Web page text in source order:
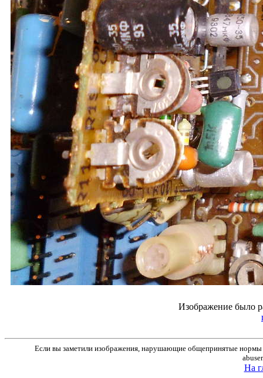
Изображение было
Если вы заметили изображения, нарушающие общепринятые нормы
На